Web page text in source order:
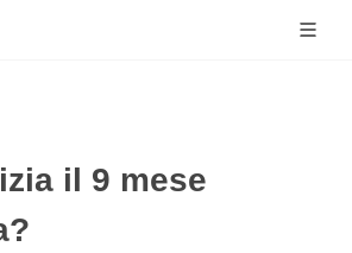
il 9 mese